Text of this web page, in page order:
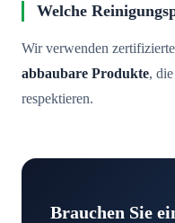
Welche
Wir verwenden zertifizierte
abbaubare Produkte,
respektieren.
Brauchen Sie